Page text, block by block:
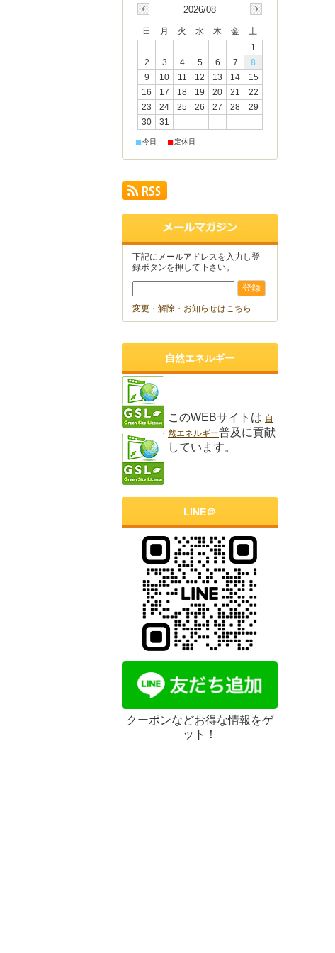
2026/08
日 月 火 水 木 金
土
1
2
3 4 5 6 7
8
9
10 11 12 13 14
15
16
17 18 19 20 21
22
23
24 25 26 27 28
29
30
31
■今日 ■定休日
下記にメールアドレスを入力し登
録ボタンを押して下さい。
変更・解除・お知らせはこちら
自然エネルギー
このWEBサイトは 自
然エネルギー普及に貢献
しています。
LINE＠
クーポンなどお得な情報をゲ
ット！